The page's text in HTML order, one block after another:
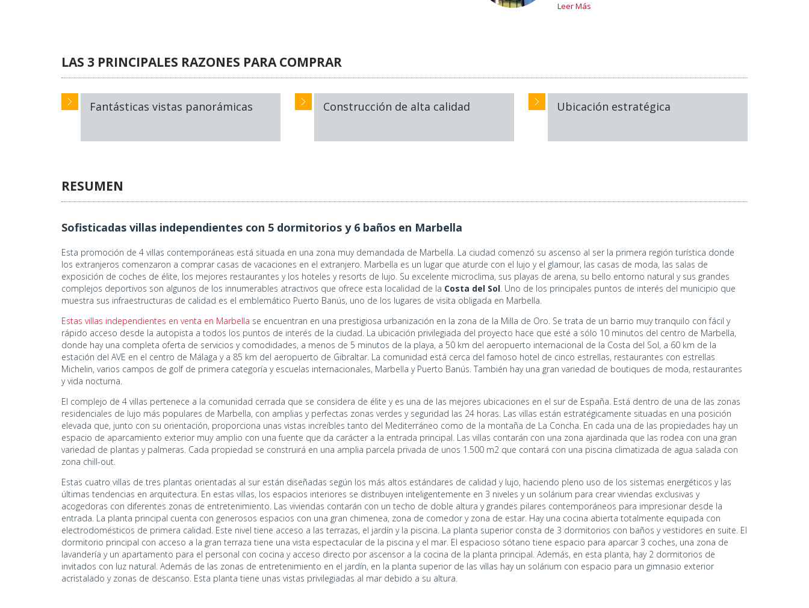
Leer Más
LAS 3 PRINCIPALES RAZONES PARA COMPRAR
Fantásticas vistas panorámicas Construcción de alta calidad Ubicación estratégica
RESUMEN
Sofisticadas villas independientes con 5 dormitorios y 6 baños en Marbella
Esta promoción de 4 villas contemporáneas está situada en una zona muy demandada de Marbella. La ciudad comenzó su ascenso al ser la primera región turística donde
los extranjeros comenzaron a comprar casas de vacaciones en el extranjero. Marbella es un lugar que aturde con el lujo y el glamour, las casas de moda, las salas de
exposición de coches de élite, los mejores restaurantes y los hoteles y resorts de lujo. Su excelente microclima, sus playas de arena, su bello entorno natural y sus grandes
complejos deportivos son algunos de los innumerables atractivos que ofrece esta localidad de la Costa del Sol. Uno de los principales puntos de interés del municipio que
muestra sus infraestructuras de calidad es el emblemático Puerto Banús, uno de los lugares de visita obligada en Marbella.
Estas villas independientes en venta en Marbella se encuentran en una prestigiosa urbanización en la zona de la Milla de Oro. Se trata de un barrio muy tranquilo con fácil y
rápido acceso desde la autopista a todos los puntos de interés de la ciudad. La ubicación privilegiada del proyecto hace que esté a sólo 10 minutos del centro de Marbella,
donde hay una completa oferta de servicios y comodidades, a menos de 5 minutos de la playa, a 50 km del aeropuerto internacional de la Costa del Sol, a 60 km de la
estación del AVE en el centro de Málaga y a 85 km del aeropuerto de Gibraltar. La comunidad está cerca del famoso hotel de cinco estrellas, restaurantes con estrellas
Michelin, varios campos de golf de primera categoría y escuelas internacionales, Marbella y Puerto Banús. También hay una gran variedad de boutiques de moda, restaurantes
y vida nocturna.
El complejo de 4 villas pertenece a la comunidad cerrada que se considera de élite y es una de las mejores ubicaciones en el sur de España. Está dentro de una de las zonas
residenciales de lujo más populares de Marbella, con amplias y perfectas zonas verdes y seguridad las 24 horas. Las villas están estratégicamente situadas en una posición
elevada que, junto con su orientación, proporciona unas vistas increíbles tanto del Mediterráneo como de la montaña de La Concha. En cada una de las propiedades hay un
espacio de aparcamiento exterior muy amplio con una fuente que da carácter a la entrada principal. Las villas contarán con una zona ajardinada que las rodea con una gran
variedad de plantas y palmeras. Cada propiedad se construirá en una amplia parcela privada de unos 1.500 m2 que contará con una piscina climatizada de agua salada con
zona chill-out.
Estas cuatro villas de tres plantas orientadas al sur están diseñadas según los más altos estándares de calidad y lujo, haciendo pleno uso de los sistemas energéticos y las
últimas tendencias en arquitectura. En estas villas, los espacios interiores se distribuyen inteligentemente en 3 niveles y un solárium para crear viviendas exclusivas y
acogedoras con diferentes zonas de entretenimiento. Las viviendas contarán con un techo de doble altura y grandes pilares contemporáneos para impresionar desde la
entrada. La planta principal cuenta con generosos espacios con una gran chimenea, zona de comedor y zona de estar. Hay una cocina abierta totalmente equipada con
electrodomésticos de primera calidad. Este nivel tiene acceso a las terrazas, el jardín y la piscina. La planta superior consta de 3 dormitorios con baños y vestidores en suite. El
dormitorio principal con acceso a la gran terraza tiene una vista espectacular de la piscina y el mar. El espacioso sótano tiene espacio para aparcar 3 coches, una zona de
lavandería y un apartamento para el personal con cocina y acceso directo por ascensor a la cocina de la planta principal. Además, en esta planta, hay 2 dormitorios de
invitados con luz natural. Además de las zonas de entretenimiento en el jardín, en la planta superior de las villas hay un solárium con espacio para un gimnasio exterior
acristalado y zonas de descanso. Esta planta tiene unas vistas privilegiadas al mar debido a su altura.